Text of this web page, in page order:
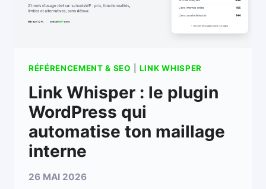
RÉFÉRENCEMENT & SEO LINK WHISPER
Link Whisper : le plugin
WordPress qui
automatise ton maillage
interne
26 MAI 2026